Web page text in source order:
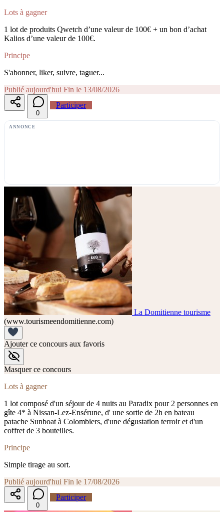
Lots à gagner
1 lot de produits Qwetch d’une valeur de 100€ + un bon d’achat
Kalios d’une valeur de 100€.
Principe
S'abonner, liker, suivre, taguer...
Publié aujourd'hui Fin le 13/08/2026
0
Participer
ANNONCE
La Domitienne tourisme
(www.tourismeendomitienne.com)
Ajouter ce concours aux favoris
Masquer ce concours
Lots à gagner
1 lot composé d'un séjour de 4 nuits au Paradix pour 2 personnes en
gîte 4* à Nissan-Lez-Ensérune, d' une sortie de 2h en bateau
patache Sunboat à Colombiers, d'une dégustation terroir et d'un
coffret de 3 bouteilles.
Principe
Simple tirage au sort.
Publié aujourd'hui Fin le 17/08/2026
0
Participer